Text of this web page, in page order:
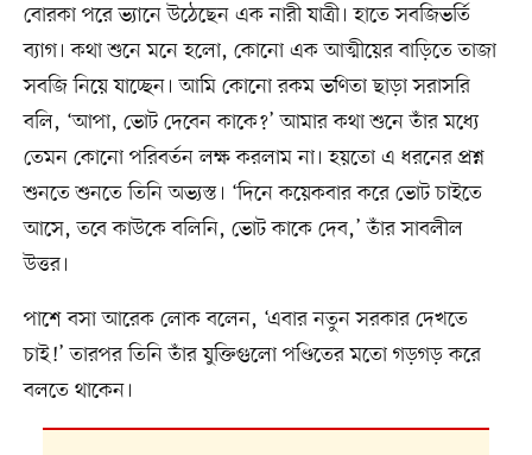
বোরকা পরে ভ্যানে উঠেছেন এক নারী যাত্রী। হাতে সবজিভর্তি
ব্যাগ। কথা শুনে মনে হলো, কোনো এক আত্মীয়ের বাড়িতে তাজা
সবজি নিয়ে যাচ্ছেন। আমি কোনো রকম ভণিতা ছাড়া সরাসরি
বলি, ‘আপা, ভোট দেবেন কাকে?’ আমার কথা শুনে তাঁর মধ্যে
তেমন কোনো পরিবর্তন লক্ষ করলাম না। হয়তো এ ধরনের প্রশ্ন
শুনতে শুনতে তিনি অভ্যস্ত। ‘দিনে কয়েকবার করে ভোট চাইতে
আসে, তবে কাউকে বলিনি, ভোট কাকে দেব,’ তাঁর সাবলীল
উত্তর।
পাশে বসা আরেক লোক বলেন, ‘এবার নতুন সরকার দেখতে
চাই!’ তারপর তিনি তাঁর যুক্তিগুলো পণ্ডিতের মতো গড়গড় করে
বলতে থাকেন।